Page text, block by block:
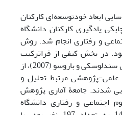
ابعاد خودتوسعه‌ای کارکنان
یادگیری کارکنان دانشگاه
و رفتاری انجام شد. روش
در بخش کیفی از فراترکیب
استفاده شد که با کمک مدل سندلوسکی و باروسو (2007)، از
عنوان، 60 سند علمی-پژوهشی مرتبط تحلیل و
شناسایی شدند. جامعۀ آماری پژوهش
اجتماعی و رفتاری دانشگاه